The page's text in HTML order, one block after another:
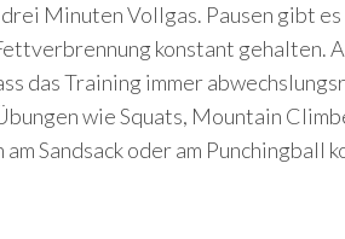
Minuten Vollgas. Pausen gibt
konstant gehalten.
das Training immer
wie Squats, Mountain
Sandsack oder am Punchingball